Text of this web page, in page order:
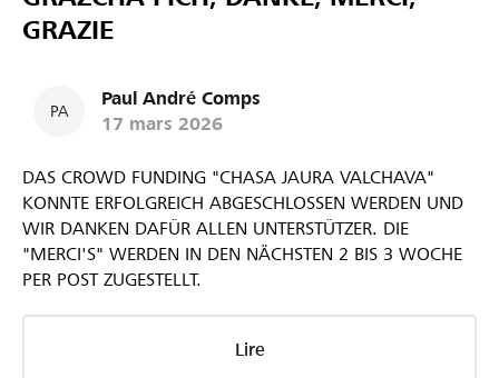
GRAZIE
PA
Paul André Comps
17 mars 2026
DAS CROWD FUNDING "CHASA JAURA VALCHAVA"
KONNTE ERFOLGREICH ABGESCHLOSSEN WERDEN UND
WIR DANKEN DAFÜR ALLEN UNTERSTÜTZER. DIE
"MERCI'S" WERDEN IN DEN NÄCHSTEN 2 BIS 3 WOCHE
PER POST ZUGESTELLT.
Lire